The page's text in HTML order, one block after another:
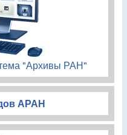
"Архивы РАН"
АРАН